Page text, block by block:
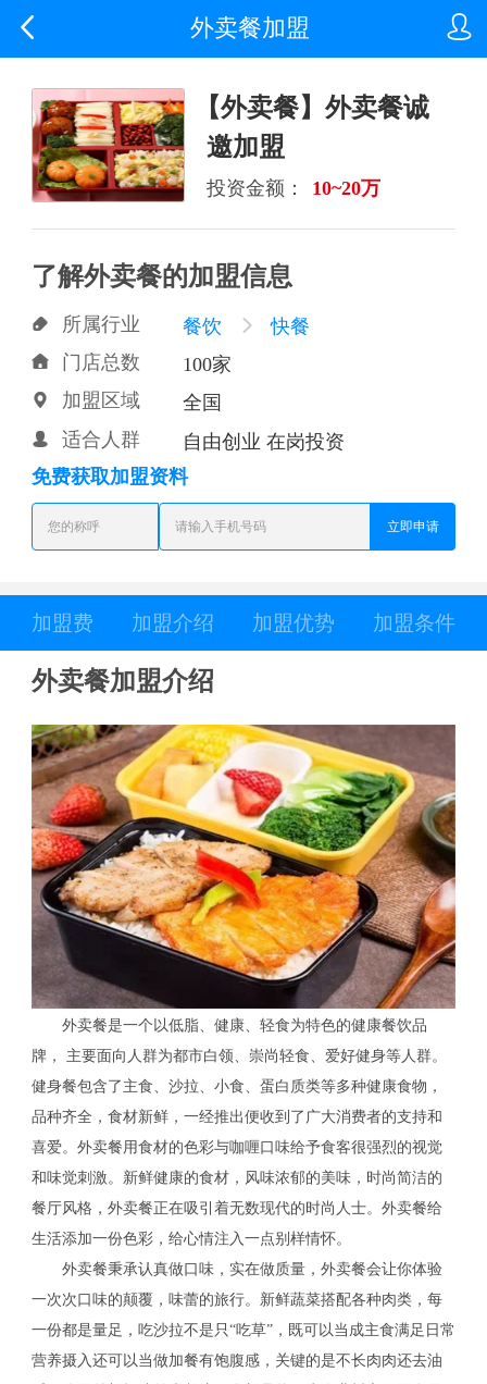

 外卖餐加盟
【外卖餐】外卖餐诚
邀加盟
投资金额： 10~20万
了解外卖餐的加盟信息
 所属行业 餐饮  快餐
 门店总数 100家
 加盟区域 全国
 适合人群
自由创业 在岗投资
免费获取加盟资料
立即申请
加盟费 加盟介绍 加盟优势 加盟条件
外卖餐加盟介绍
外卖餐是一个以低脂、健康、轻食为特色的健康餐饮品
牌， 主要面向人群为都市白领、崇尚轻食、爱好健身等人群。
健身餐包含了主食、沙拉、小食、蛋白质类等多种健康食物，
品种齐全，食材新鲜，一经推出便收到了广大消费者的支持和
喜爱。外卖餐用食材的色彩与咖喱口味给予食客很强烈的视觉
和味觉刺激。新鲜健康的食材，风味浓郁的美味，时尚简洁的
餐厅风格，外卖餐正在吸引着无数现代的时尚人士。外卖餐给
生活添加一份色彩，给心情注入一点别样情怀。
外卖餐秉承认真做口味，实在做质量，外卖餐会让你体验
一次次口味的颠覆，味蕾的旅行。新鲜蔬菜搭配各种肉类，每
一份都是量足，吃沙拉不是只“吃草”，既可以当成主食满足日常
营养摄入还可以当做加餐有饱腹感，关键的是不长肉肉还去油